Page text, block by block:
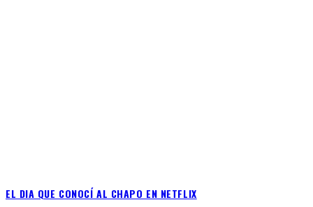
EL DIA QUE CONOCÍ AL CHAPO EN NETFLIX